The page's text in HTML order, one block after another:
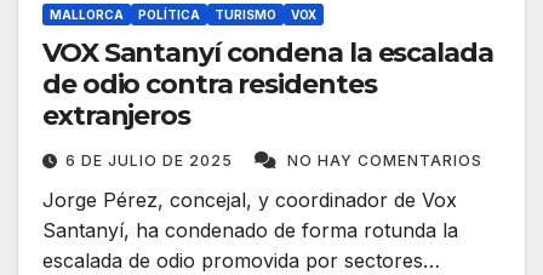
MALLORCA POLÍTICA TURISMO VOX
VOX Santanyí condena la escalada
de odio contra residentes
extranjeros
6 DE JULIO DE 2025 NO HAY COMENTARIOS
Jorge Pérez, concejal, y coordinador de Vox
Santanyí, ha condenado de forma rotunda la
escalada de odio promovida por sectores…